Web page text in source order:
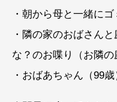
・朝から母と一緒に
・隣の家のおばさん
な？のお喋り（お隣の
・おばあちゃん（99